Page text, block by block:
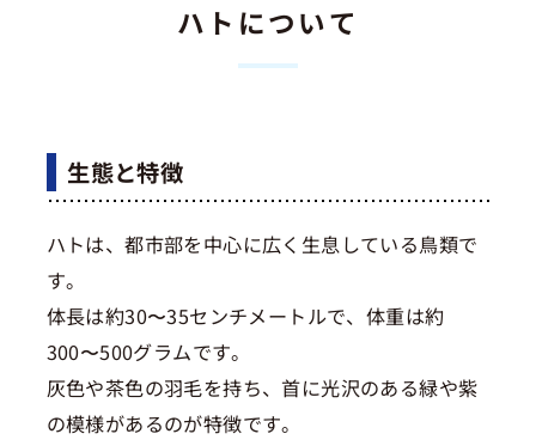
ハトについて
生態と特徴
ハトは、都市部を中心に広く生息している鳥類で
す。
体長は約30〜35センチメートルで、体重は約
300〜500グラムです。
灰色や茶色の羽毛を持ち、首に光沢のある緑や紫
の模様があるのが特徴です。